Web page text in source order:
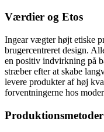
Værdier og Etos
Ingear vægter højt etiske
brugercentreret design.
en positiv indvirkning på
stræber efter at skabe
levere produkter af høj
forventningerne hos